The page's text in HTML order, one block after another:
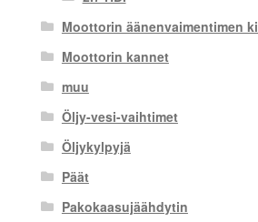
Moottorin äänenvaimentimen
Moottorin kannet
muu
Öljy-vesi-vaihtimet
Öljykylpyjä
Päät
Pakokaasujäähdytin